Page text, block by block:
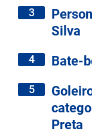
3
Silva
4 Bate-
5
Preta